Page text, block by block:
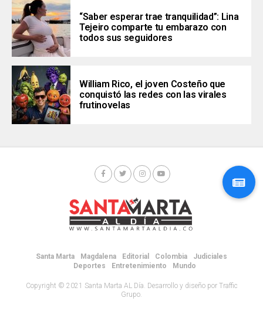
“Saber esperar trae tranquilidad”: Lina
Tejeiro comparte tu embarazo con
todos sus seguidores
William Rico, el joven Costeño que
conquistó las redes con las virales
frutinovelas
Santa Marta Magdalena Editorial Colombia
Judiciales
Deportes
Entretenimiento Mundo
Copyright © 2021 Santa Marta AL Día. Desarrollo y diseño por Traffic
Grupo.